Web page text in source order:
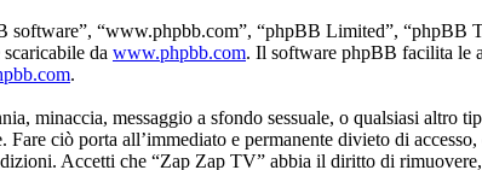
“www.phpbb.com”, “phpBB Limited”, “phpBB
da www.phpbb.com. Il software phpBB facilita le
.
minaccia, messaggio a sfondo sessuale, o qualsiasi altro
ciò porta all’immediato e permanente divieto di
Accetti che “Zap Zap TV” abbia il diritto di